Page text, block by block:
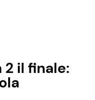
il finale: